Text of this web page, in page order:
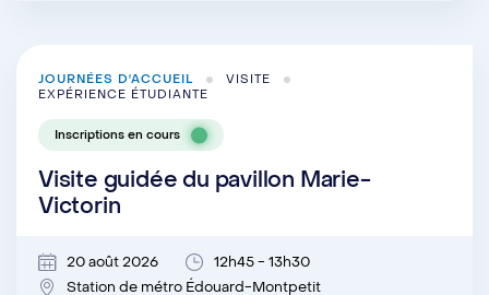
JOURNÉES D'ACCUEIL
VISITE
EXPÉRIENCE ÉTUDIANTE
Inscriptions en cours
Visite guidée du pavillon Marie-
Victorin
20 août 2026
12h45 - 13h30
Station de métro Édouard-Montpetit